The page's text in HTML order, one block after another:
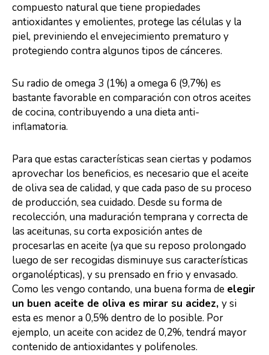
compuesto natural que tiene propiedades
antioxidantes y emolientes, protege las células y la
piel, previniendo el envejecimiento prematuro y
protegiendo contra algunos tipos de cánceres.
Su radio de omega 3 (1%) a omega 6 (9,7%) es
bastante favorable en comparación con otros aceites
de cocina, contribuyendo a una dieta anti-
inflamatoria.
Para que estas características sean ciertas y podamos
aprovechar los beneficios, es necesario que el aceite
de oliva sea de calidad, y que cada paso de su proceso
de producción, sea cuidado. Desde su forma de
recolección, una maduración temprana y correcta de
las aceitunas, su corta exposición antes de
procesarlas en aceite (ya que su reposo prolongado
luego de ser recogidas disminuye sus características
organolépticas), y su prensado en frio y envasado.
Como les vengo contando, una buena forma de elegir
un buen aceite de oliva es mirar su acidez, y si
esta es menor a 0,5% dentro de lo posible. Por
ejemplo, un aceite con acidez de 0,2%, tendrá mayor
contenido de antioxidantes y polifenoles.